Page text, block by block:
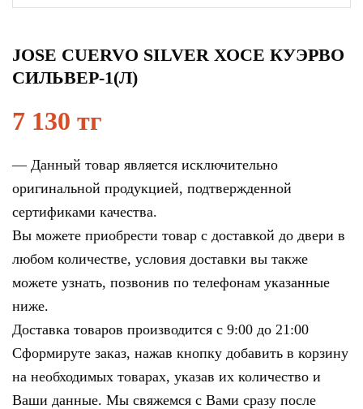
JOSE CUERVO SILVER ХОСЕ КУЭРВО
СИЛЬВЕР-1(Л)
7 130 тг
— Данный товар является исключительно
оригинальной продукцией, подтвержденной
сертификами качества.
Вы можете приобрести товар с доставкой до двери в
любом количестве, условия доставки вы также
можете узнать, позвонив по телефонам указанные
ниже.
Доставка товаров производится с 9:00 до 21:00
Сформируте заказ, нажав кнопку добавить в корзину
на необходимых товарах, указав их количество и
Ваши данные. Мы свяжемся с Вами сразу после